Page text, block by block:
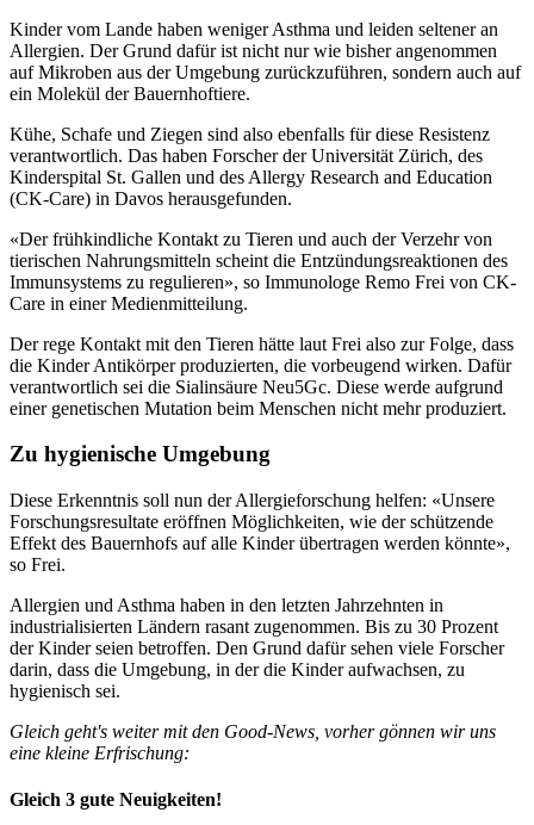
Kinder vom Lande haben weniger Asthma und leiden seltener an
Allergien. Der Grund dafür ist nicht nur wie bisher angenommen
auf Mikroben aus der Umgebung zurückzuführen, sondern auch auf
ein Molekül der Bauernhoftiere.
Kühe, Schafe und Ziegen sind also ebenfalls für diese Resistenz
verantwortlich. Das haben Forscher der Universität Zürich, des
Kinderspital St. Gallen und des Allergy Research and Education
(CK-Care) in Davos herausgefunden.
«Der frühkindliche Kontakt zu Tieren und auch der Verzehr von
tierischen Nahrungsmitteln scheint die Entzündungsreaktionen des
Immunsystems zu regulieren», so Immunologe Remo Frei von CK-
Care in einer Medienmitteilung.
Der rege Kontakt mit den Tieren hätte laut Frei also zur Folge, dass
die Kinder Antikörper produzierten, die vorbeugend wirken. Dafür
verantwortlich sei die Sialinsäure Neu5Gc. Diese werde aufgrund
einer genetischen Mutation beim Menschen nicht mehr produziert.
Zu hygienische Umgebung
Diese Erkenntnis soll nun der Allergieforschung helfen: «Unsere
Forschungsresultate eröffnen Möglichkeiten, wie der schützende
Effekt des Bauernhofs auf alle Kinder übertragen werden könnte»,
so Frei.
Allergien und Asthma haben in den letzten Jahrzehnten in
industrialisierten Ländern rasant zugenommen. Bis zu 30 Prozent
der Kinder seien betroffen. Den Grund dafür sehen viele Forscher
darin, dass die Umgebung, in der die Kinder aufwachsen, zu
hygienisch sei.
Gleich geht's weiter mit den Good-News, vorher gönnen wir uns
eine kleine Erfrischung:
Gleich 3 gute Neuigkeiten!